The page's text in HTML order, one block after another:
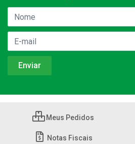
Meus Pedidos
Notas Fiscais